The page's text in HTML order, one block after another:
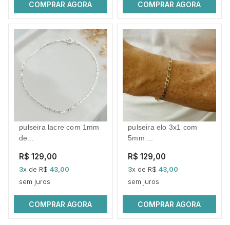
COMPRAR AGORA COMPRAR AGORA
pulseira lacre com 1mm
de...
R$ 129,00
3x de R$43,00
sem juros
COMPRAR AGORA
pulseira elo 3x1 com
5mm ...
R$ 129,00
3x de R$43,00
sem juros
COMPRAR AGORA